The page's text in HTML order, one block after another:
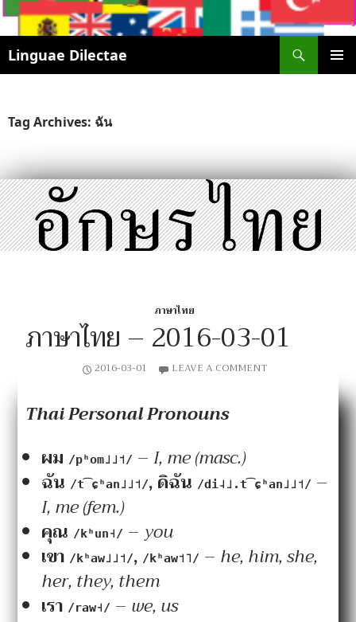
Linguae Dilectae
SKIP
Tag Archives: ฉัน
ภาษาไทย
ภาษาไทย – 2016-03-01
2016-03-01 LEAVE A COMMENT
Thai Personal Pronouns
ผม /pʰom˩˩˦/ –I, me (masc.)
ฉัน /t͡ɕʰan˩˩˦/, ดิฉัน /di˨˩.t͡ɕʰan˩˩˦/ –
I, me (fem.)
คุณ /kʰun˧/ –you
เขา /kʰaw˩˩˦/, /kʰaw˦˥/ – he, him, she,
her, they, them
เรา /raw˧/ – we, us